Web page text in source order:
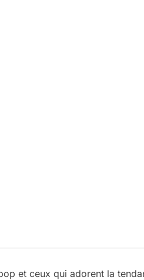
et ceux qui adorent la